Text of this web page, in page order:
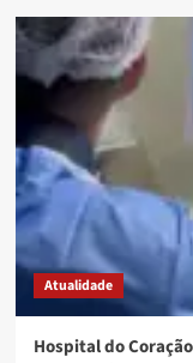
Atualidade
Hospital do